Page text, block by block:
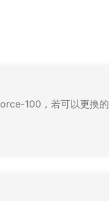
100，若可以更換的